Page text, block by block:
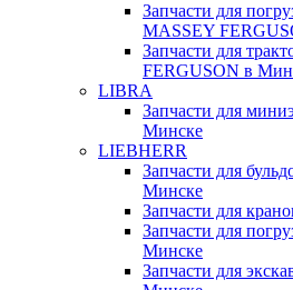
Запчасти для
MASSEY
Запчасти для
FERGUSON в
LIBRA
Запчасти для
Минске
LIEBHERR
Запчасти для
Минске
Запчасти для
Запчасти для
Минске
Запчасти для